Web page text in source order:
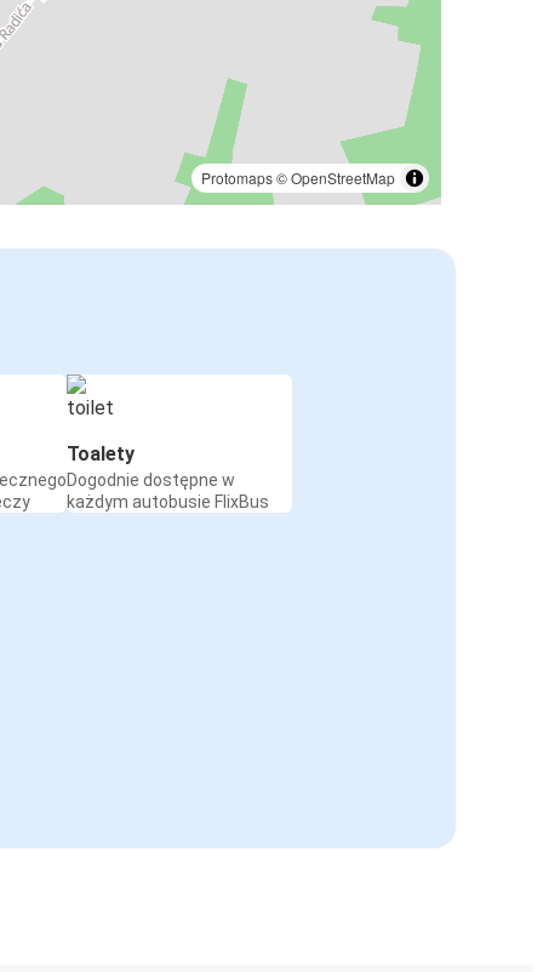
Protomaps©OpenStreetMap
Toalety
Dogodnie dostępne w
każdym autobusie FlixBus